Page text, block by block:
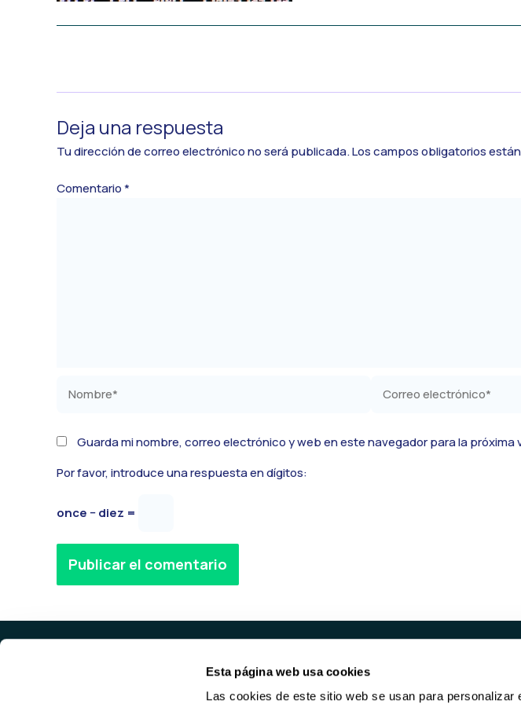
Esta página web usa cookies
Las cookies de este sitio web se usan para
Deja una respuesta
Tu dirección de correo electrónico no será publicada.Los campos obligatorios
Comentario*
electrónico*
Guarda mi nombre, correo electrónico y web en este navegador para la próxima
Por favor, introduce una respuesta en dígitos:
once − diez =
PRODUCTOS